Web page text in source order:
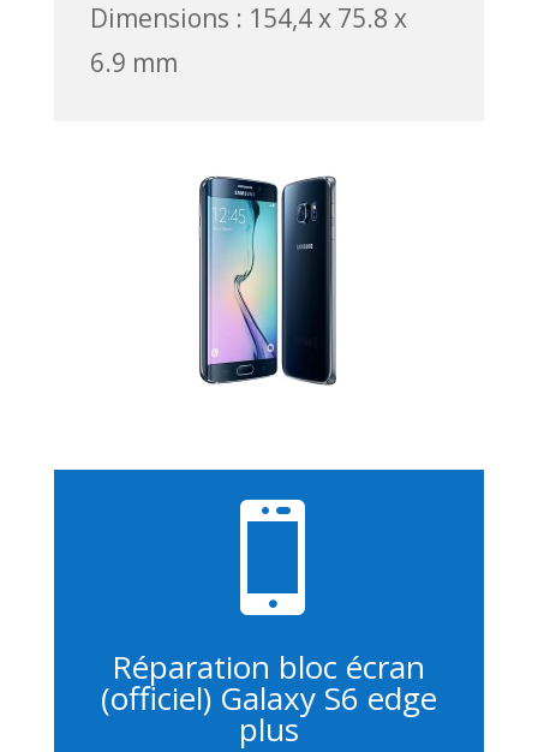
Dimensions : 154,4 x 75.8 x
6.9 mm

Réparation bloc écran
(officiel) Galaxy S6 edge
plus